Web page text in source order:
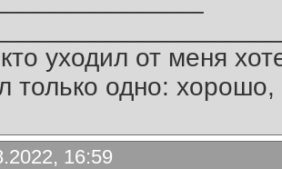
уходил от меня
только одно:
16:59